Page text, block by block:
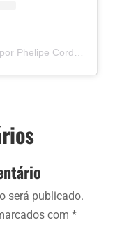
Uma publicação compartilhada por Phelipe Cordeiro (@phelipecordeiro)
será publicado.
com*